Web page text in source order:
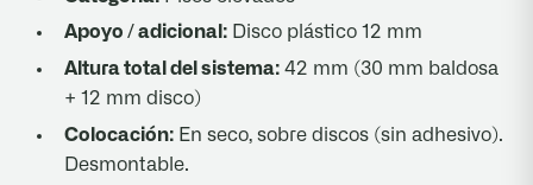
Apoyo / adicional: Disco plástico 12 mm
Altura total del sistema:42 mm (30 mm baldosa
+ 12 mm disco)
Colocación: En seco, sobre discos (sin adhesivo).
Desmontable.